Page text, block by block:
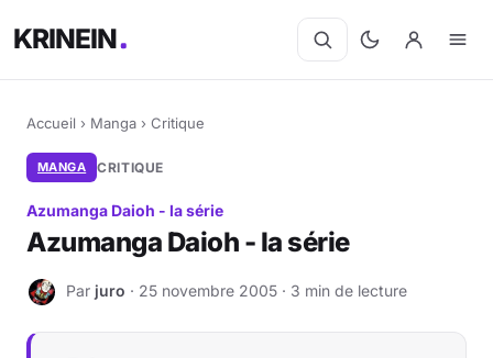
KRINEIN
Accueil › Manga › Critique
MANGA CRITIQUE
Azumanga Daioh - la série
Azumanga Daioh - la série
J Par juro · 25 novembre 2005 · 3 min de lecture